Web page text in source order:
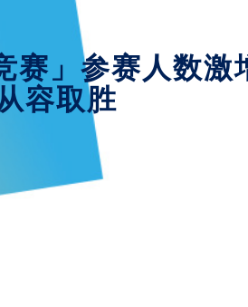
赛」参赛人数激
容取胜